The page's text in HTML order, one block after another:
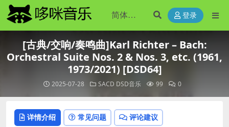
登录
[古典/交响/奏鸣曲]Karl Richter – Bach:
Orchestral Suite Nos. 2 & Nos. 3, etc. (1961,
1973/2021) [DSD64]
2025-07-28 SACD DSD音乐 99 0
详情介绍 常见问题 评论建议